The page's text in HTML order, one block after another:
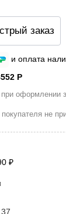
заказ
и оплата
P
оформлении
не